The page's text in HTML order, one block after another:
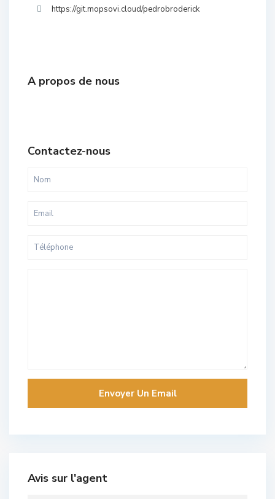
https://git.mopsovi.cloud/pedrobroderick
A propos de nous
Contactez-nous
Avis sur l'agent